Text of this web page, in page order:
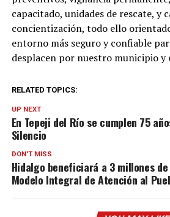
capacitado, unidades de rescate, y
concientización, todo ello
entorno más seguro y confiable
desplacen por nuestro municipio y
RELATED TOPICS:
UP NEXT
En Tepeji del Río se cumplen 75
Silencio
DON'T MISS
Hidalgo beneficiará a 3 millones
Modelo Integral de Atención al